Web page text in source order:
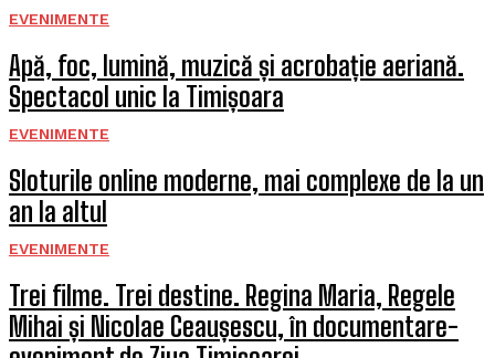
EVENIMENTE
Apă, foc, lumină, muzică și acrobație aeriană.
Spectacol unic la Timișoara
EVENIMENTE
Sloturile online moderne, mai complexe de la un
an la altul
EVENIMENTE
Trei filme. Trei destine. Regina Maria, Regele
Mihai și Nicolae Ceaușescu, în documentare-